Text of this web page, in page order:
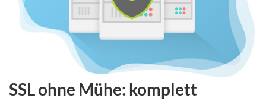
SSL ohne Mühe: komplett